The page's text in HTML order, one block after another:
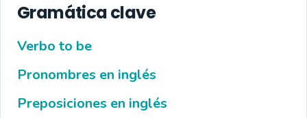
Gramática clave
Verbo to be
Pronombres en inglés
Preposiciones en inglés